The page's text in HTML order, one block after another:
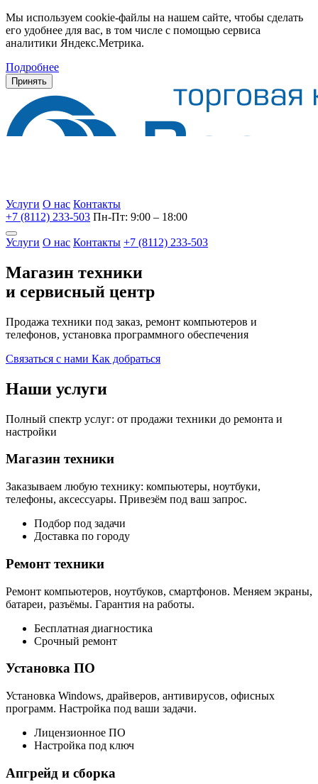
Мы используем cookie-файлы на нашем сайте, чтобы сделать
его удобнее для вас, в том числе с помощью сервиса
аналитики Яндекс.Метрика.
Подробнее
Принять
Услуги О нас Контакты
+7 (8112) 233-503 Пн-Пт: 9:00 – 18:00
Услуги О нас Контакты +7 (8112) 233-503
Магазин техники
и сервисный центр
Продажа техники под заказ, ремонт компьютеров и
телефонов, установка программного обеспечения
Связаться с нами Как добраться
Наши услуги
Полный спектр услуг: от продажи техники до ремонта и
настройки
Магазин техники
Заказываем любую технику: компьютеры, ноутбуки,
телефоны, аксессуары. Привезём под ваш запрос.
Подбор под задачи
Доставка по городу
Ремонт техники
Ремонт компьютеров, ноутбуков, смартфонов. Меняем экраны,
батареи, разъёмы. Гарантия на работы.
Бесплатная диагностика
Срочный ремонт
Установка ПО
Установка Windows, драйверов, антивирусов, офисных
программ. Настройка под ваши задачи.
Лицензионное ПО
Настройка под ключ
Апгрейд и сборка